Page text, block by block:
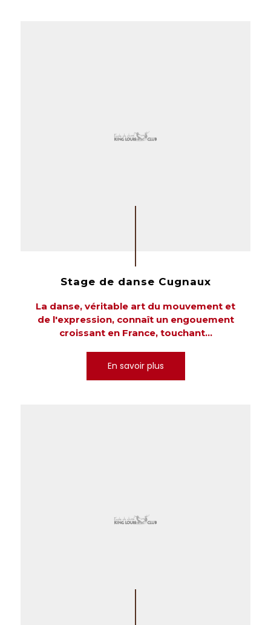
Stage de danse Cugnaux
La danse, véritable art du mouvement et
de l'expression, connaît un engouement
croissant en France, touchant...
En savoir plus